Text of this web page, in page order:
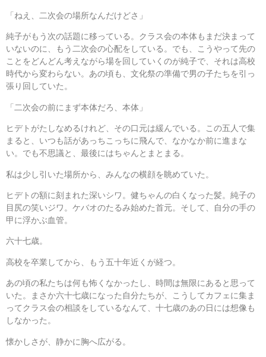
「ねえ、二次会の場所なんだけどさ」
純子がもう次の話題に移っている。クラス会の本体もまだ決まって
いないのに、もう二次会の心配をしている。でも、こうやって先の
ことをどんどん考えながら場を回していくのが純子で、それは高校
時代から変わらない。あの頃も、文化祭の準備で男の子たちを引っ
張り回していた。
「二次会の前にまず本体だろ、本体」
ヒデトがたしなめるけれど、その口元は緩んでいる。この五人で集
まると、いつも話があっちこっちに飛んで、なかなか前に進まな
い。でも不思議と、最後にはちゃんとまとまる。
私は少し引いた場所から、みんなの横顔を眺めていた。
ヒデトの額に刻まれた深いシワ。健ちゃんの白くなった髪。純子の
目尻の笑いジワ。ケバオのたるみ始めた首元。そして、自分の手の
甲に浮かぶ血管。
六十七歳。
高校を卒業してから、もう五十年近くが経つ。
あの頃の私たちは何も怖くなかったし、時間は無限にあると思って
いた。まさか六十七歳になった自分たちが、こうしてカフェに集ま
ってクラス会の相談をしているなんて、十七歳のあの日には想像も
しなかった。
懐かしさが、静かに胸へ広がる。